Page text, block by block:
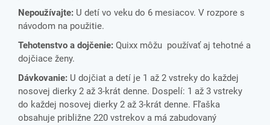
Nepoužívajte: U detí vo veku do 6 mesiacov. V rozpore s
návodom na použitie.
Tehotenstvo a dojčenie: Quixx môžu používať aj tehotné a
dojčiace ženy.
Dávkovanie: U dojčiat a detí je 1 až 2 vstreky do každej
nosovej dierky 2 až 3-krát denne. Dospelí: 1 až 3 vstreky
do každej nosovej dierky 2 až 3-krát denne. Fľaška
obsahuje približne 220 vstrekov a má zabudovaný